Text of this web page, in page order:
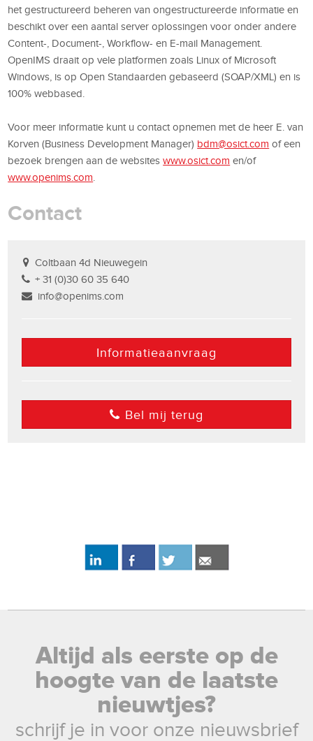
het gestructureerd beheren van ongestructureerde informatie en
beschikt over een aantal server oplossingen voor onder andere
Content-, Document-, Workflow- en E-mail Management.
OpenIMS draait op vele platformen zoals Linux of Microsoft
Windows, is op Open Standaarden gebaseerd (SOAP/XML) en is
100% webbased.
Voor meer informatie kunt u contact opnemen met de heer E. van
Korven (Business Development Manager) bdm@osict.com of een
bezoek brengen aan de websiteswww.osict.com en/of
www.openims.com
Contact
Coltbaan 4d Nieuwegein
+ 31 (0)30 60 35 640
info@openims.com
Informatieaanvraag
Bel mij terug
Altijd als eerste op de
hoogte van de laatste
nieuwtjes?
schrijf je in voor onze nieuwsbrief